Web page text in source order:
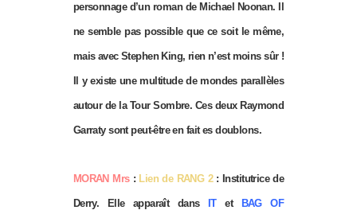
personnage d’un roman de Michael Noonan. Il
ne semble pas possible que ce soit le même,
mais avec Stephen King, rien n’est moins sûr !
Il y existe une multitude de mondes parallèles
autour de la Tour Sombre. Ces deux Raymond
Garraty sont peut-être en fait es doublons.
MORAN Mrs: Lien de RANG 2: Institutrice de
Derry. Elle apparaît dans ITet BAG OF